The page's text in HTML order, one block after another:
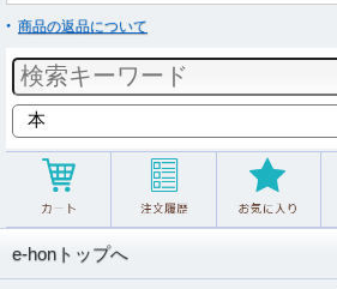
商品の返品について
e-honトップへ